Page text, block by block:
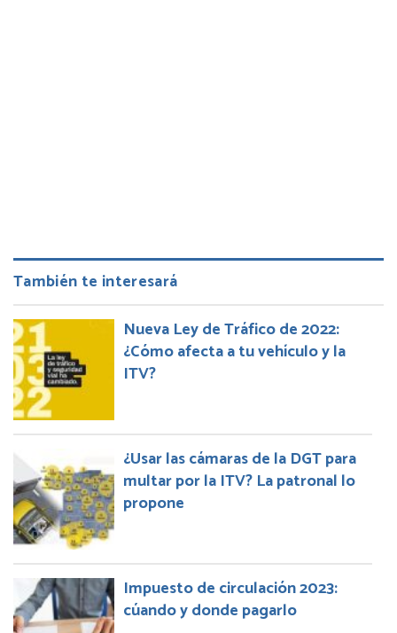
También te interesará
Nueva Ley de Tráfico de 2022:
¿Cómo afecta a tu vehículo y la
ITV?
¿Usar las cámaras de la DGT para
multar por la ITV? La patronal lo
propone
Impuesto de circulación 2023:
cúando y donde pagarlo